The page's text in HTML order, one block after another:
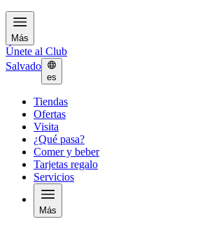
Más
Únete al Club
Salvado
es
Tiendas
Ofertas
Visita
¿Qué pasa?
Comer y beber
Tarjetas regalo
Servicios
Más